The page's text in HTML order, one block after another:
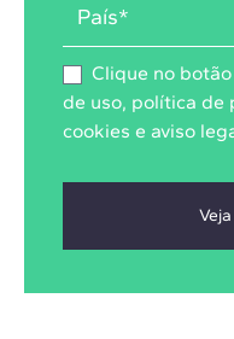
Clique no
de uso, política de
cookies e aviso